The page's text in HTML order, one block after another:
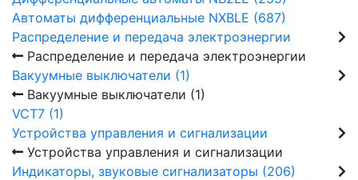
Автоматы дифференциальные NXBLE (687)
Распределение и передача электроэнергии
Распределение и передача электроэнергии
Вакуумные выключатели (1)
Вакуумные выключатели (1)
VCT7 (1)
Устройства управления и сигнализации
Устройства управления и сигнализации
Индикаторы, звуковые сигнализаторы (206)